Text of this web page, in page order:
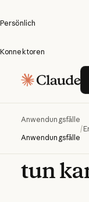
Persönlich
Konnektoren
Anwendungsfälle
Anwendungsfälle
/
Sie,
für Sie
tun